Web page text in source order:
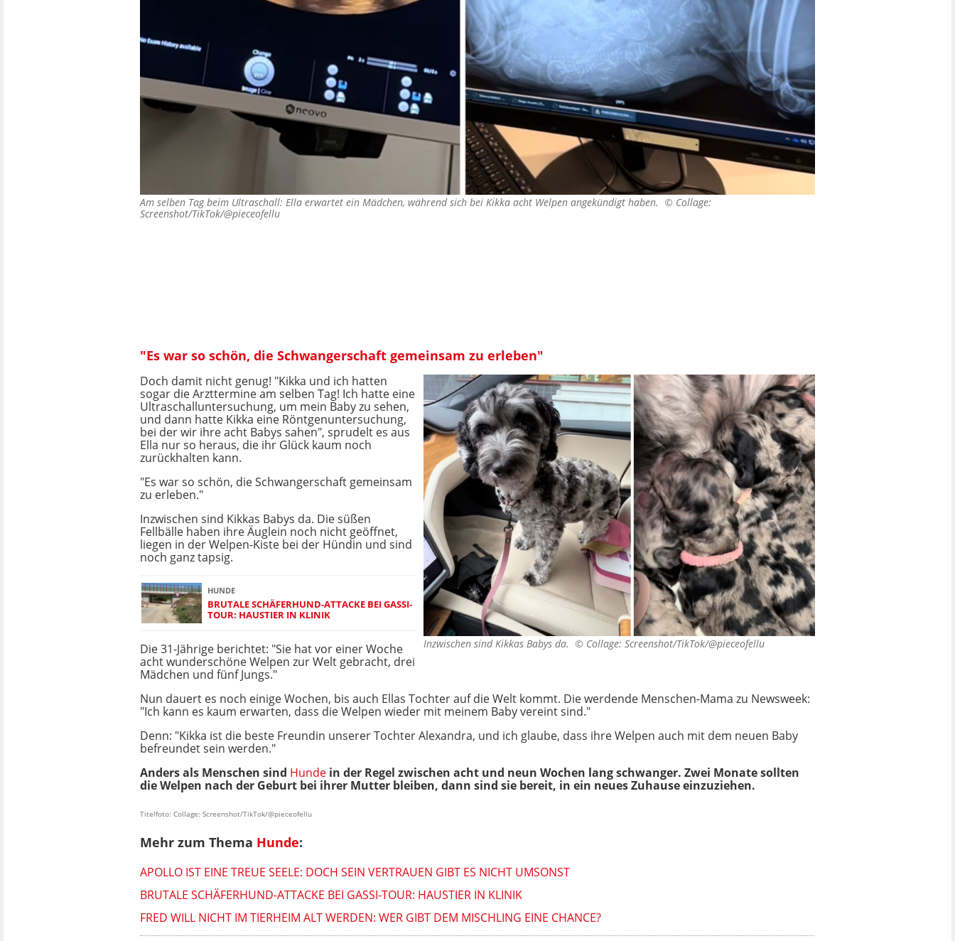
Am selben Tag beim Ultraschall: Ella erwartet ein Mädchen, während sich bei Kikka acht Welpen angekündigt haben. © Collage:
Screenshot/TikTok/@pieceofellu
"Es war so schön, die Schwangerschaft gemeinsam zu erleben"
Inzwischen sind Kikkas Babys da. © Collage: Screenshot/TikTok/@pieceofellu
Doch damit nicht genug! "Kikka und ich hatten
sogar die Arzttermine am selben Tag! Ich hatte eine
Ultraschalluntersuchung, um mein Baby zu sehen,
und dann hatte Kikka eine Röntgenuntersuchung,
bei der wir ihre acht Babys sahen", sprudelt es aus
Ella nur so heraus, die ihr Glück kaum noch
zurückhalten kann.
"Es war so schön, die Schwangerschaft gemeinsam
zu erleben."
Inzwischen sind Kikkas Babys da. Die süßen
Fellbälle haben ihre Äuglein noch nicht geöffnet,
liegen in der Welpen-Kiste bei der Hündin und sind
noch ganz tapsig.
HUNDE
BRUTALE SCHÄFERHUND-ATTACKE BEI GASSI-
TOUR: HAUSTIER IN KLINIK
Die 31-Jährige berichtet: "Sie hat vor einer Woche
acht wunderschöne Welpen zur Welt gebracht, drei
Mädchen und fünf Jungs."
Nun dauert es noch einige Wochen, bis auch Ellas Tochter auf die Welt kommt. Die werdende Menschen-Mama zu Newsweek:
"Ich kann es kaum erwarten, dass die Welpen wieder mit meinem Baby vereint sind."
Denn: "Kikka ist die beste Freundin unserer Tochter Alexandra, und ich glaube, dass ihre Welpen auch mit dem neuen Baby
befreundet sein werden."
Anders als Menschen sind Hunde in der Regel zwischen acht und neun Wochen lang schwanger. Zwei Monate sollten
die Welpen nach der Geburt bei ihrer Mutter bleiben, dann sind sie bereit, in ein neues Zuhause einzuziehen.
Titelfoto: Collage: Screenshot/TikTok/@pieceofellu
Mehr zum Thema Hunde:
APOLLO IST EINE TREUE SEELE: DOCH SEIN VERTRAUEN GIBT ES NICHT UMSONST
BRUTALE SCHÄFERHUND-ATTACKE BEI GASSI-TOUR: HAUSTIER IN KLINIK
FRED WILL NICHT IM TIERHEIM ALT WERDEN: WER GIBT DEM MISCHLING EINE CHANCE?